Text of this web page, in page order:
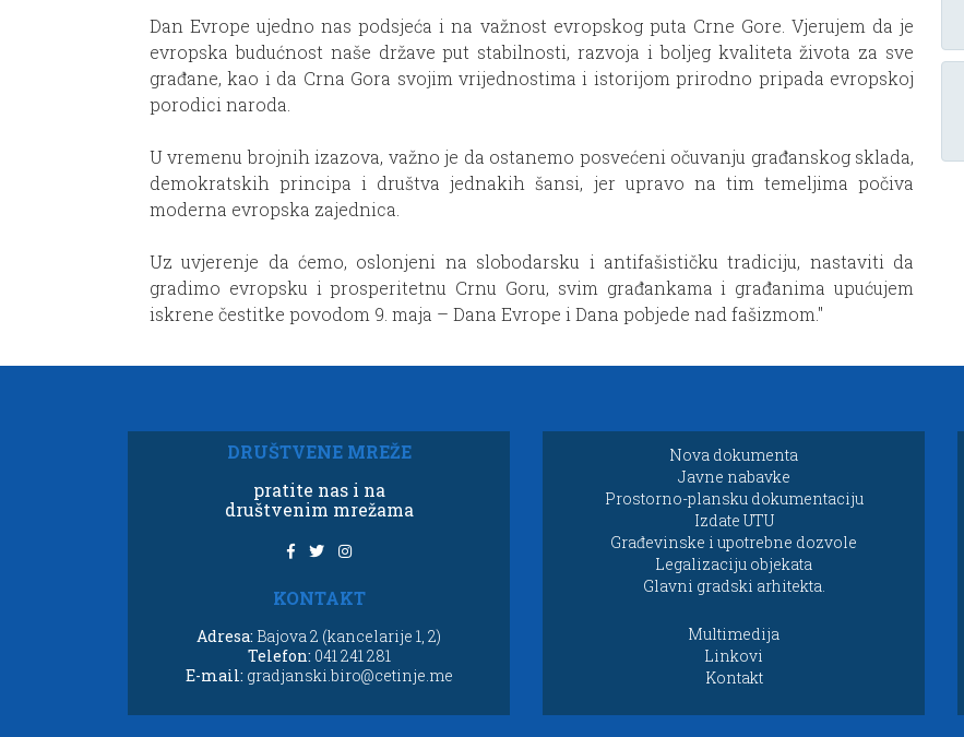
Dan Evrope ujedno nas podsjeća i na važnost evropskog puta Crne Gore. Vjerujem da je
evropska budućnost naše države put stabilnosti, razvoja i boljeg kvaliteta života za sve
građane, kao i da Crna Gora svojim vrijednostima i istorijom prirodno pripada evropskoj
porodici naroda.
U vremenu brojnih izazova, važno je da ostanemo posvećeni očuvanju građanskog sklada,
demokratskih principa i društva jednakih šansi, jer upravo na tim temeljima počiva
moderna evropska zajednica.
Uz uvjerenje da ćemo, oslonjeni na slobodarsku i antifašističku tradiciju, nastaviti da
gradimo evropsku i prosperitetnu Crnu Goru, svim građankama i građanima upućujem
iskrene čestitke povodom 9. maja – Dana Evrope i Dana pobjede nad fašizmom."
DRUŠTVENE MREŽE
pratite nas i na
društvenim mrežama
KONTAKT
Adresa: Bajova 2 (kancelarije 1, 2)
Telefon: 041 241 281
E-mail: gradjanski.biro@cetinje.me
Nova dokumenta
Javne nabavke
Prostorno-plansku dokumentaciju
Izdate UTU
Građevinske i upotrebne dozvole
Legalizaciju objekata
Glavni gradski arhitekta.
Multimedija
Linkovi
Kontakt